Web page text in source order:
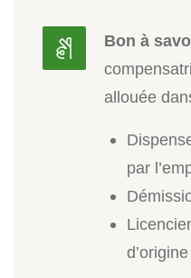
Bon à
allouée
par